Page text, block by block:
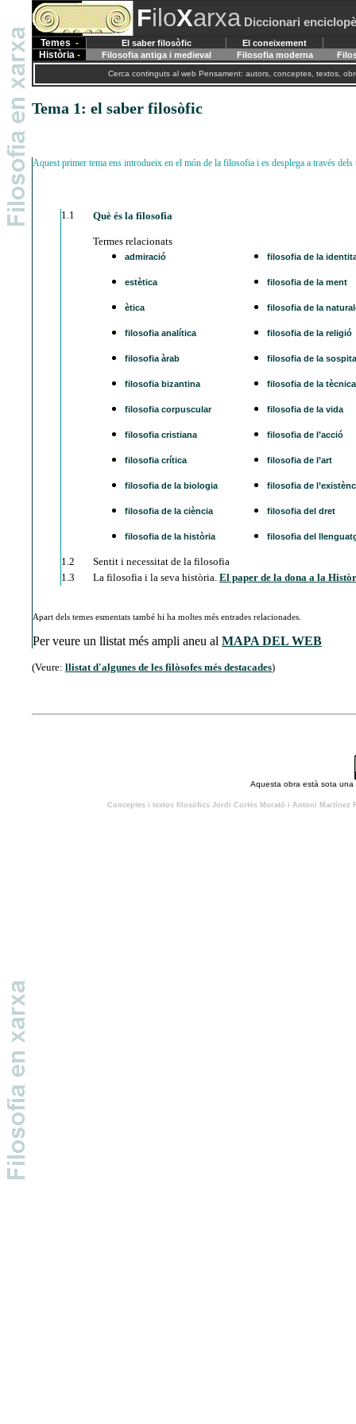
FiloXarxa Diccionari
Temes - El saber filosòfic El coneixement
Història- Filosofia antiga i medieval Filosofia moderna
Cerca continguts al web Pensament: autors, conceptes, textos,
Tema 1: el saber filosòfic
Aquest primer tema ens introdueix en el món de la filosofia i es desplega a través dels
1.1 Què és la filosofia
Termes relacionats
admiració
estètica
ètica
filosofia analítica
filosofia àrab
filosofia bizantina
filosofia corpuscular
filosofia cristiana
filosofia crítica
filosofia de la biologia
filosofia de la ciència
filosofia de la història
filosofia de la
filosofia de la ment
filosofia de la
filosofia de la religió
filosofia de la sospita
filosofia de la tècnica
filosofia de la vida
filosofia de l’acció
filosofia de l’art
filosofia de
filosofia del dret
filosofia del
1.2
Sentit i necessitat de la filosofia
1.3
La filosofia i la seva història. El paper de la dona a la
Apart dels temes esmentats també hi ha moltes més entrades relacionades.
Per veure un llistat més ampli aneu al MAPA DEL WEB
(Veure: llistat d'algunes de les filòsofes més destacades)
Aquesta obra està sota una
Conceptes i textos filosòfics Jordi Cortés Morató i Antoni Martínez